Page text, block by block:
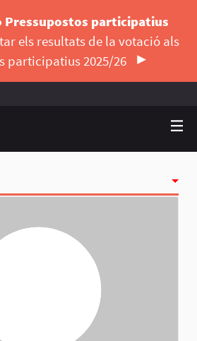
Pressupostos participatius
els resultats de la votació als
participatius 2025/26